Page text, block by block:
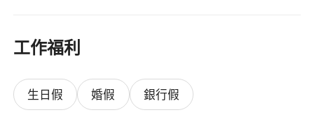
工作福利
生日假 婚假 銀行假